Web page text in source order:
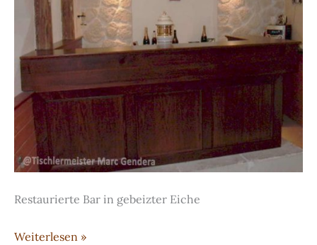
Restaurierte Bar in gebeizter Eiche
Restaurierte
Weiterlesen »